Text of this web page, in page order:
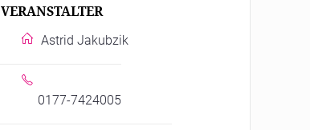
VERANSTALTER
Astrid Jakubzik
0177-7424005